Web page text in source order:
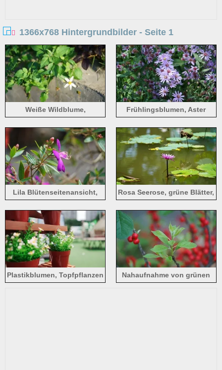
1366x768 Hintergrundbilder - Seite 1
Weiße Wildblume,
Sonnenlicht
Frühlingsblumen, Aster
Lila Blütenseitenansicht,
Rosa Seerose, grüne Blätter,
Plastikblumen, Topfpflanzen
Nahaufnahme von grünen